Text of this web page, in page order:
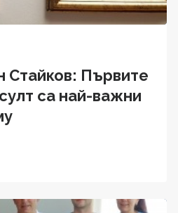
Стайков: Първите
са най-важни